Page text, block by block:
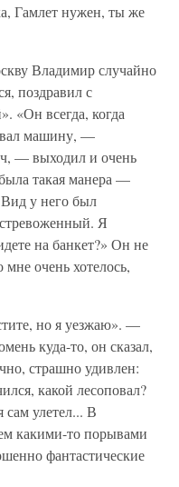
Гамлет нужен, ты же
Владимир случайно
поздравил с
«Он всегда, когда
машину, —
— выходил и очень
такая манера —
Вид у него был
Я
на банкет?» Он не
мне очень хотелось,
но я уезжаю». —
куда-то, он сказал,
страшно удивлен:
какой лесоповал?
улетел... В
какими-то порывами
фантастические